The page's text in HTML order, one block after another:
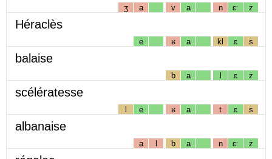
ʒ a v a n ɛː z
Héraclès
e ʁ a kl ɛ s
balaise
b a l ɛ z
scélératesse
l e ʁ a t ɛ s
albanaise
a l b a n ɛː z